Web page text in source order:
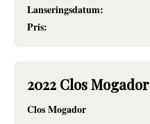
Lanseringsdatum:
Pris:
2022 Clos Mogador
Clos Mogador